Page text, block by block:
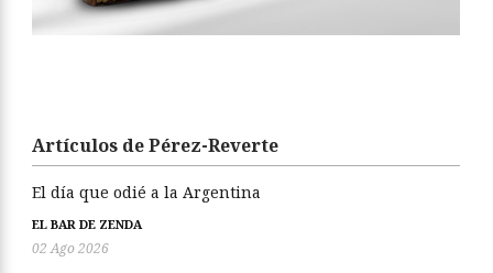
Artículos de Pérez-Reverte
El día que odié a la Argentina
EL BAR DE ZENDA
02 Ago 2026